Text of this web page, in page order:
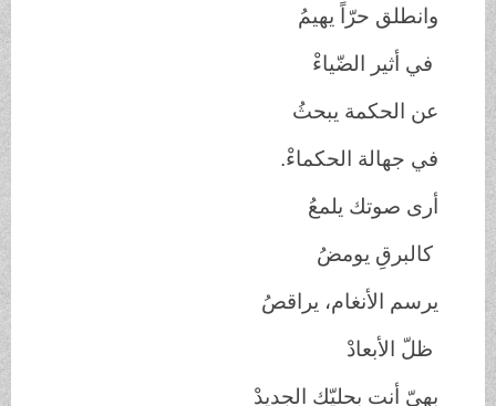
وانطلق حرّاً يهيمُ
في أثير الضّياءْ
عن الحكمة يبحثُ
في جهالة الحكماءْ.
أرى صوتك يلمعُ
كالبرقِ يومضُ
يرسم الأنغام، يراقصُ
ظلّ الأبعادْ
بهيّ أنت بحليّك الجديدْ